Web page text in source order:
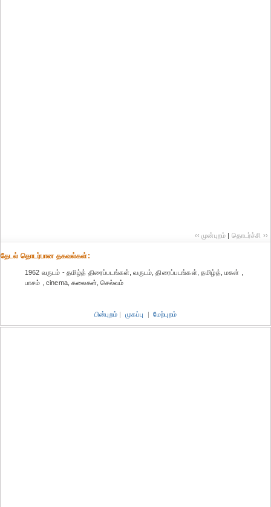
‹‹ முன்புறம் | தொடர்ச்சி ››
தேட‌ல் தொட‌ர்பான தகவ‌ல்க‌ள்:
1962 வருடம் - தமிழ்த் திரைப்படங்கள், வருடம், திரைப்படங்கள், தமிழ்த், மகள் ,
பாசம் , cinema, கலைகள், செல்வம்
பின்புறம் | முகப்பு | மேற்புறம்